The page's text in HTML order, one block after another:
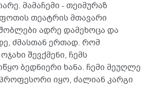
მამაჩემი - თეიმურაზ
თეატრის მთავარი
ადრე დამეხოცა და
ძმასთან ერთად. რომ
შევქმენი, ჩემს
ბედნიერი ხანა. ჩემი მეუღლე
იყო, ძალიან კარგი